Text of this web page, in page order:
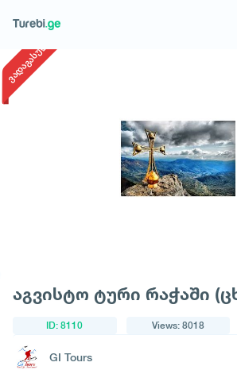
Request a tour
ვადაგასული
აგვისტო ტური რაჭაში
ID: 8110 Views: 8018
GI Tours